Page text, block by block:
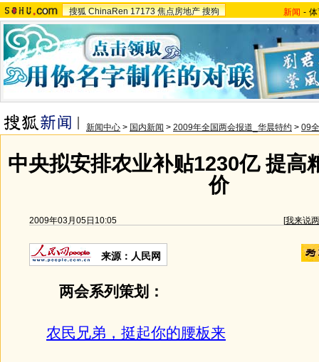
搜狐 ChinaRen 17173 焦点房地产 搜狗 新闻 -
新闻中心 > 国内新闻 > 2009年全国两会报道_华晨特约 > 09
中央拟安排农业补贴1230亿 提高
价
2009年03月05日10:05 [我来说
来源：人民网
两会系列策划：
农民兄弟，挺起你的腰板来